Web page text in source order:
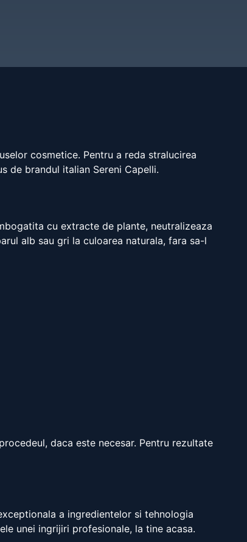
cosmetice. Pentru a reda stralucirea
de brandul italian Sereni Capelli.
cu extracte de plante, neutralizeaza
alb sau gri la culoarea naturala, fara sa-l
daca este necesar. Pentru rezultate
a ingredientelor si tehnologia
unei ingrijiri profesionale, la tine acasa.